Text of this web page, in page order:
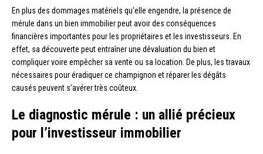
En plus des dommages matériels qu’elle engendre, la présence de
mérule dans un bien immobilier peut avoir des conséquences
financières importantes pour les propriétaires et les investisseurs. En
effet, sa découverte peut entraîner une dévaluation du bien et
compliquer voire empêcher sa vente ou sa location. De plus, les travaux
nécessaires pour éradiquer ce champignon et réparer les dégâts
causés peuvent s’avérer très coûteux.
Le diagnostic mérule : un allié précieux
pour l’investisseur immobilier